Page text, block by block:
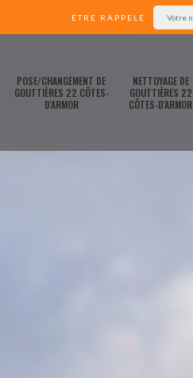
ÊTRE RAPPELÉ
POSE/CHANGEMENT DE
GOUTTIÈRES 22 CÔTES-
D'ARMOR
NETTOYAGE DE
GOUTTIÈRES 22
CÔTES-D'ARMOR